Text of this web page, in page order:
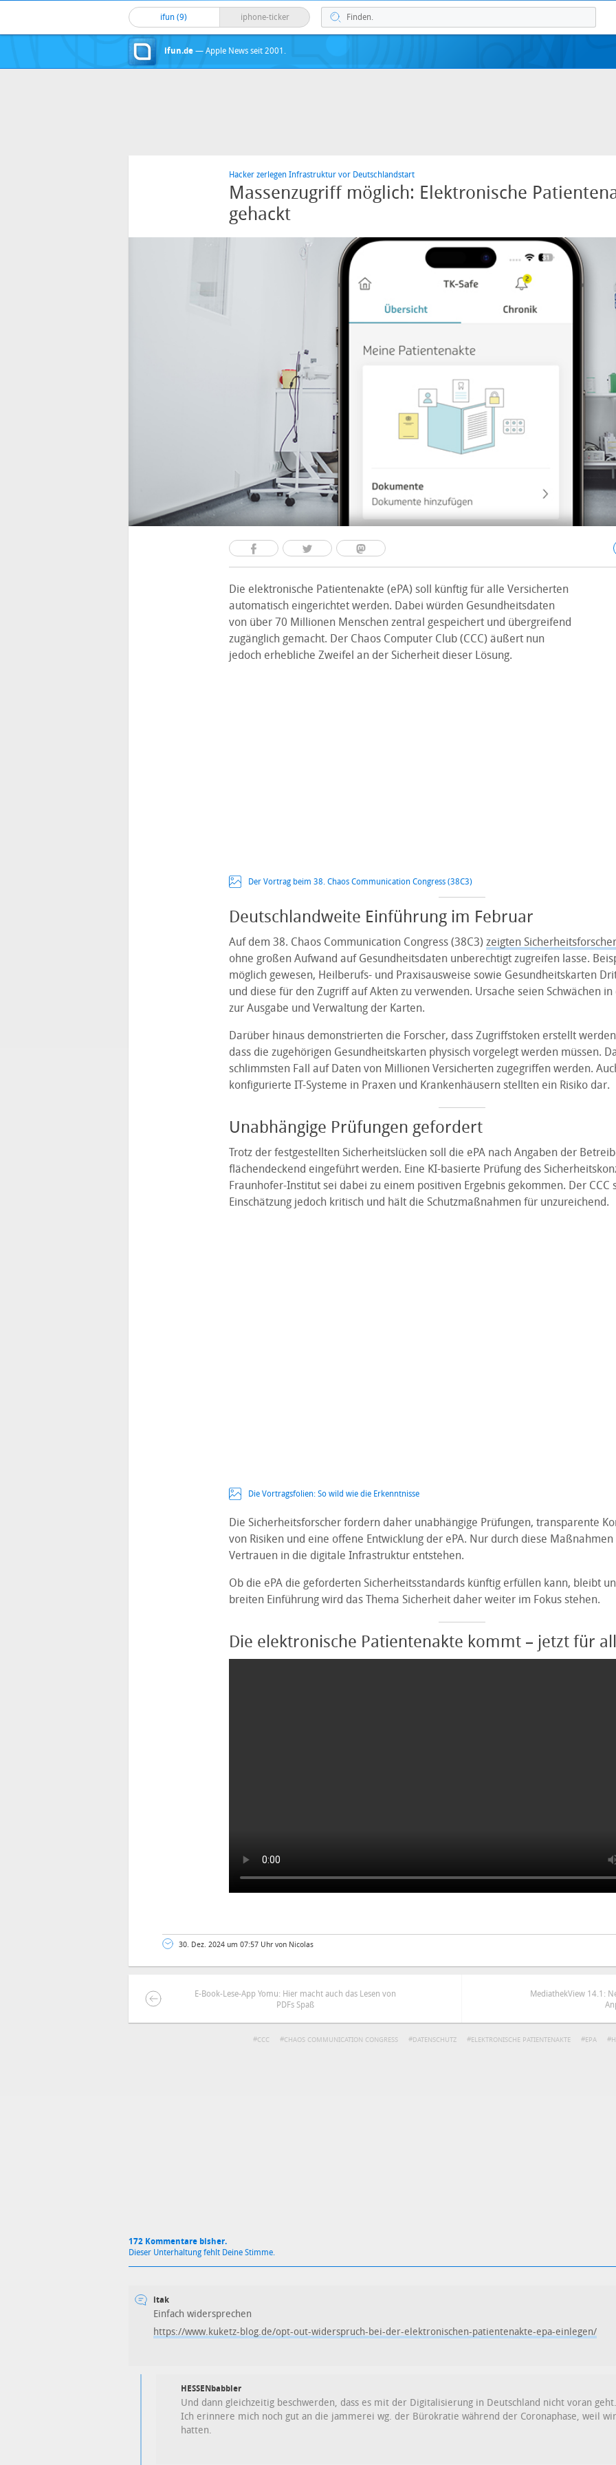
ifun (9) iphone-ticker
ifun.de — Apple News seit 2001.
Hacker zerlegen Infrastruktur vor Deutschlandstart
Massenzugriff möglich: Elektronische
gehackt
Die elektronische Patientenakte (ePA) soll künftig für alle Versicherten
automatisch eingerichtet werden. Dabei würden Gesundheitsdaten
von über 70 Millionen Menschen zentral gespeichert und übergreifend
zugänglich gemacht. Der Chaos Computer Club (CCC) äußert nun
jedoch erhebliche Zweifel an der Sicherheit dieser Lösung.
Der Vortrag beim 38. Chaos Communication Congress (38C3)
Deutschlandweite Einführung im Februar
Auf dem 38. Chaos Communication Congress (38C3) zeigten Sicherheitsforscher
ohne großen Aufwand auf Gesundheitsdaten unberechtigt zugreifen lasse.
möglich gewesen, Heilberufs- und Praxisausweise sowie Gesundheitskarten
und diese für den Zugriff auf Akten zu verwenden. Ursache seien Schwächen in
zur Ausgabe und Verwaltung der Karten.
Darüber hinaus demonstrierten die Forscher, dass Zugriffstoken erstellt
dass die zugehörigen Gesundheitskarten physisch vorgelegt werden müssen.
schlimmsten Fall auf Daten von Millionen Versicherten zugegriffen werden.
konfigurierte IT-Systeme in Praxen und Krankenhäusern stellten ein Risiko dar.
Unabhängige Prüfungen gefordert
Trotz der festgestellten Sicherheitslücken soll die ePA nach Angaben der
flächendeckend eingeführt werden. Eine KI-basierte Prüfung des
Fraunhofer-Institut sei dabei zu einem positiven Ergebnis gekommen. Der CCC
Einschätzung jedoch kritisch und hält die Schutzmaßnahmen für unzureichend.
Die Vortragsfolien: So wild wie die Erkenntnisse
Die Sicherheitsforscher fordern daher unabhängige Prüfungen, transparente
von Risiken und eine offene Entwicklung der ePA. Nur durch diese Maßnahmen
Vertrauen in die digitale Infrastruktur entstehen.
Ob die ePA die geforderten Sicherheitsstandards künftig erfüllen kann, bleibt
breiten Einführung wird das Thema Sicherheit daher weiter im Fokus stehen.
Die elektronische Patientenakte kommt – jetzt für
30. Dez. 2024 um 07:57 Uhr von Nicolas
E-Book-Lese-App Yomu: Hier macht auch das Lesen von
PDFs Spaß
MediathekView 14.1:
CCC CHAOS COMMUNICATION CONGRESS DATENSCHUTZ ELEKTRONISCHE PATIENTENAKTE EPA
172 Kommentare bisher.
Dieser Unterhaltung fehlt Deine Stimme.
itak
Einfach widersprechen
https://www.kuketz-blog.de/opt-out-widerspruch-bei-der-elektronischen-patientenakte-epa-einlegen/
HESSENbabbler
Und dann gleichzeitig beschwerden, dass es mit der Digitalisierung in Deutschland nicht voran geht.
Ich erinnere mich noch gut an die jammerei wg. der Bürokratie während der Coronaphase, weil
hatten.